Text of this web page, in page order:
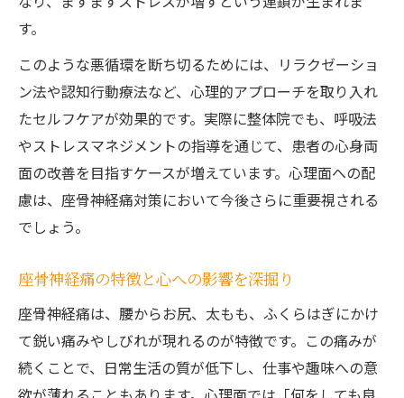
す。
このような悪循環を断ち切るためには、リラクゼーショ
ン法や認知行動療法など、心理的アプローチを取り入れ
たセルフケアが効果的です。実際に整体院でも、呼吸法
やストレスマネジメントの指導を通じて、患者の心身両
面の改善を目指すケースが増えています。心理面への配
慮は、座骨神経痛対策において今後さらに重要視される
でしょう。
座骨神経痛の特徴と心への影響を深掘り
座骨神経痛は、腰からお尻、太もも、ふくらはぎにかけ
て鋭い痛みやしびれが現れるのが特徴です。この痛みが
続くことで、日常生活の質が低下し、仕事や趣味への意